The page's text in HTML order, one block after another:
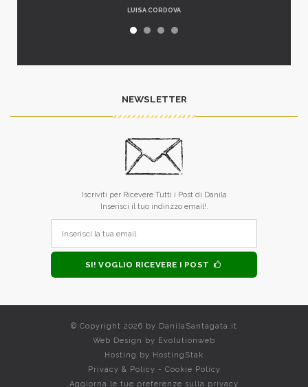
LUISA CORDOVA
NEWSLETTER
Iscriviti per Ricevere Tutti i Post di Danila
Inserisci il tuo indirizzo email!.
SI! VOGLIO RICEVERE I POST
© Copyright 2026 by DanilaSantagata.it
Web Design by Evolutionweb
Hosting by HostingStak
Privacy & Policy - Cookie Policy
Aggiorna le tue preferenze sulla privacy